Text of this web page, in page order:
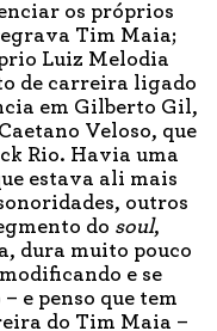
os próprios
Tim Maia;
Luiz Melodia
de carreira ligado
em Gilberto Gil,
Veloso, que
Rio. Havia uma
estava ali mais
outros
do soul,
dura muito pouco
e se
e penso que tem
do Tim Maia –